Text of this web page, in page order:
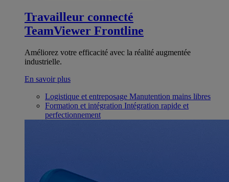
Travailleur connecté
TeamViewer Frontline
Améliorez votre efficacité avec la réalité augmentée
industrielle.
En savoir plus
Logistique et entreposage Manutention mains libres
Formation et intégration Intégration rapide et
perfectionnement